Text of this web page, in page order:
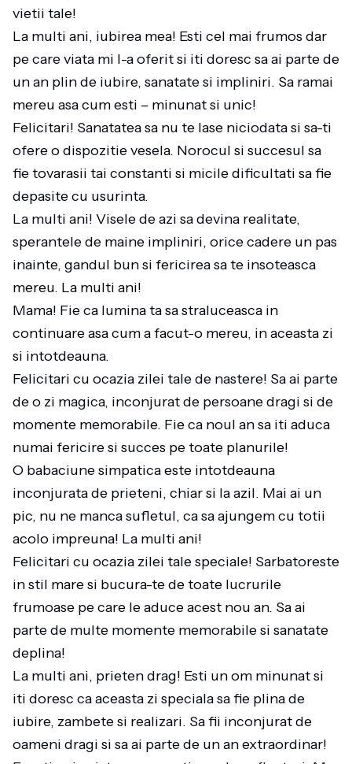
vietii tale!
La multi ani, iubirea mea! Esti cel mai frumos dar
pe care viata mi l-a oferit si iti doresc sa ai parte de
un an plin de iubire, sanatate si impliniri. Sa ramai
mereu asa cum esti – minunat si unic!
Felicitari! Sanatatea sa nu te lase niciodata si sa-ti
ofere o dispozitie vesela. Norocul si succesul sa
fie tovarasii tai constanti si micile dificultati sa fie
depasite cu usurinta.
La multi ani! Visele de azi sa devina realitate,
sperantele de maine impliniri, orice cadere un pas
inainte, gandul bun si fericirea sa te insoteasca
mereu. La multi ani!
Mama! Fie ca lumina ta sa straluceasca in
continuare asa cum a facut-o mereu, in aceasta zi
si intotdeauna.
Felicitari cu ocazia zilei tale de nastere! Sa ai parte
de o zi magica, inconjurat de persoane dragi si de
momente memorabile. Fie ca noul an sa iti aduca
numai fericire si succes pe toate planurile!
O babaciune simpatica este intotdeauna
inconjurata de prieteni, chiar si la azil. Mai ai un
pic, nu ne manca sufletul, ca sa ajungem cu totii
acolo impreuna! La multi ani!
Felicitari cu ocazia zilei tale speciale! Sarbatoreste
in stil mare si bucura-te de toate lucrurile
frumoase pe care le aduce acest nou an. Sa ai
parte de multe momente memorabile si sanatate
deplina!
La multi ani, prieten drag! Esti un om minunat si
iti doresc ca aceasta zi speciala sa fie plina de
iubire, zambete si realizari. Sa fii inconjurat de
oameni dragi si sa ai parte de un an extraordinar!